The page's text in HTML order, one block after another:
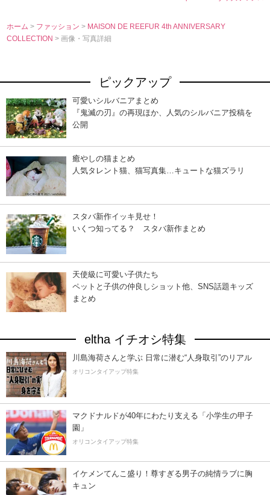
ホーム > ファッション> MAISON DE REEFUR 4th ANNIVERSARY
COLLECTION> 画像・写真詳細
ピックアップ
可愛いシルバニアまとめ
『鬼滅の刃』の再現ほか、人気のシルバニア投稿を
公開
癒やしの猫まとめ
人気タレント猫、猫写真集…キュートな猫ズラリ
スタバ新作イッキ見せ！
いくつ知ってる？ スタバ新作まとめ
天使級に可愛い子供たち
ペットと子供の仲良しショット他、SNS話題キッズ
まとめ
eltha イチオシ特集
川島海荷さんと学ぶ 日常に潜む“人身取引”のリアル
オリコンタイアップ特集
マクドナルドが40年にわたり支える「小学生の甲子
園」
オリコンタイアップ特集
イケメンてんこ盛り！尊すぎる男子の純情ラブに胸
キュン